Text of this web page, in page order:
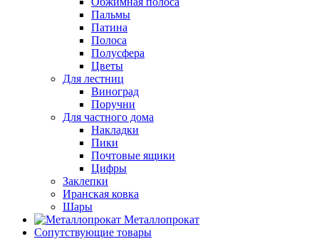
Пальмы
Патина
Полоса
Полусфера
Цветы
Для лестниц
Виноград
Поручни
Для частного дома
Накладки
Пики
Почтовые ящики
Цифры
Заклепки
Иранская ковка
Шары
Металлопрокат
Сопутствующие товары